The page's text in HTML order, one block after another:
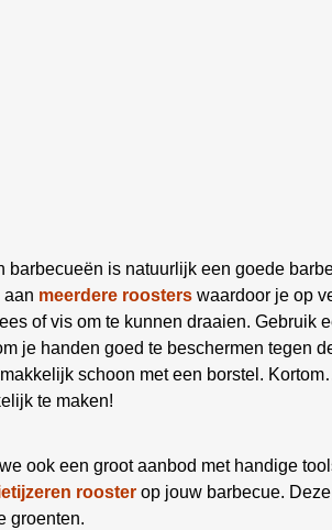
barbecueën is natuurlijk een goede
aan meerdere roosters waardoor je op
of vis om te kunnen draaien. Gebruik
je handen goed te beschermen tegen
schoon met een borstel.
te maken!
ook een groot aanbod met handige
rooster op jouw barbecue.
groenten.